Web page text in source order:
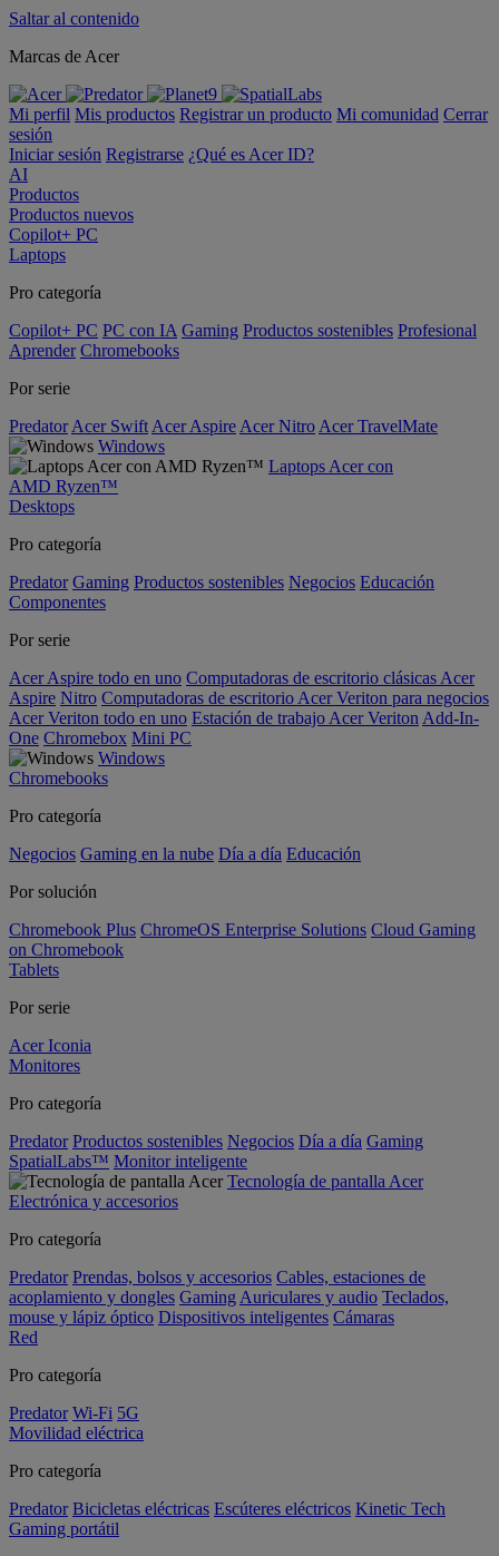
Saltar al contenido
Marcas de Acer
Mi perfil Mis productos Registrar un producto Mi comunidad Cerrar
sesión
Iniciar sesión Registrarse ¿Qué es Acer ID?
AI
Productos
Productos nuevos
Copilot+ PC
Laptops
Pro categoría
Copilot+ PC PC con IA Gaming Productos sostenibles Profesional
Aprender Chromebooks
Por serie
Predator Acer Swift Acer Aspire Acer Nitro Acer TravelMate
Windows
Laptops Acer con
AMD Ryzen™
Desktops
Pro categoría
Predator Gaming Productos sostenibles Negocios Educación
Componentes
Por serie
Acer Aspire todo en uno Computadoras de escritorio clásicas Acer
Aspire Nitro Computadoras de escritorio Acer Veriton para negocios
Acer Veriton todo en uno Estación de trabajo Acer Veriton Add-In-
One Chromebox Mini PC
Windows
Chromebooks
Pro categoría
Negocios Gaming en la nube Día a día Educación
Por solución
Chromebook Plus ChromeOS Enterprise Solutions Cloud Gaming
on Chromebook
Tablets
Por serie
Acer Iconia
Monitores
Pro categoría
Predator Productos sostenibles Negocios Día a día Gaming
SpatialLabs™ Monitor inteligente
Tecnología de pantalla Acer
Electrónica y accesorios
Pro categoría
Predator Prendas, bolsos y accesorios Cables, estaciones de
acoplamiento y dongles Gaming Auriculares y audio Teclados,
mouse y lápiz óptico Dispositivos inteligentes Cámaras
Red
Pro categoría
Predator Wi-Fi 5G
Movilidad eléctrica
Pro categoría
Predator Bicicletas eléctricas Escúteres eléctricos Kinetic Tech
Gaming portátil